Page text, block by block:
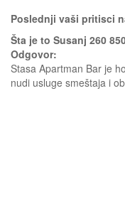
Poslednji vaši pritisci
Šta je to Susanj 260
Odgovor:
Stasa Apartman Bar je
nudi usluge smeštaja i